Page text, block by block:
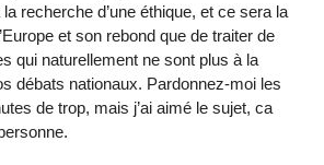
recherche d’une éthique, et ce sera la
et son rebond que de traiter de
qui naturellement ne sont plus à la
débats nationaux. Pardonnez-moi les
de trop, mais j’ai aimé le sujet, ca